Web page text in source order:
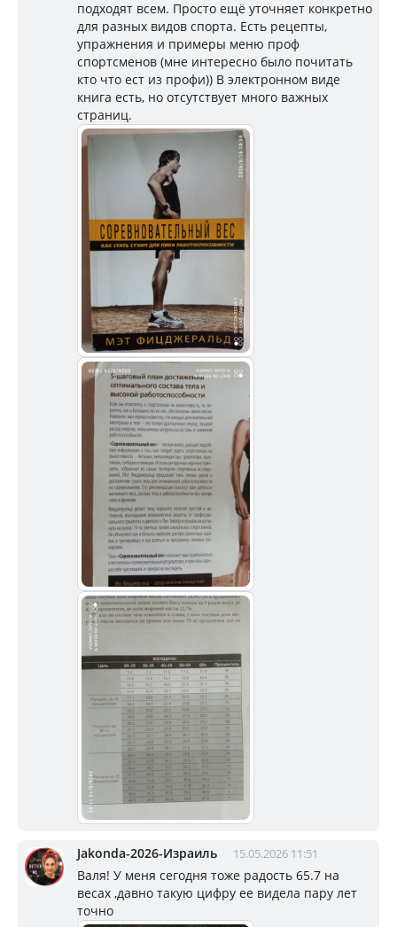
подходят всем. Просто ещё уточняет конкретно
для разных видов спорта. Есть рецепты,
упражнения и примеры меню проф
спортсменов (мне интересно было почитать
кто что ест из профи)) В электронном виде
книга есть, но отсутствует много важных
страниц.
Jakonda-2026-Израиль 15.05.2026 11:51
Валя! У меня сегодня тоже радость 65.7 на
весах ,давно такую цифру ее видела пару лет
точно